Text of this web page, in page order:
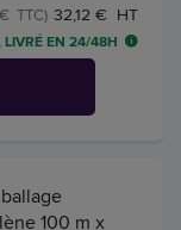
32,12 € HT
TTC)
LIVRÉ EN 24/48H
100 m x